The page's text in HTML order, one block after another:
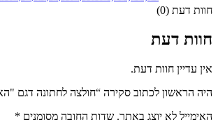
חוות דעת (0)
חוות דעת
אין עדיין חוות דעת.
היה הראשון לכתוב סקירה “חולצה לחתונה דגם
האימייל לא יוצג באתר. שדות החובה מסומנים *